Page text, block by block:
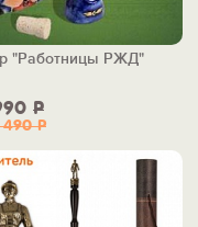
Р
490Р
"Работницы РЖД"